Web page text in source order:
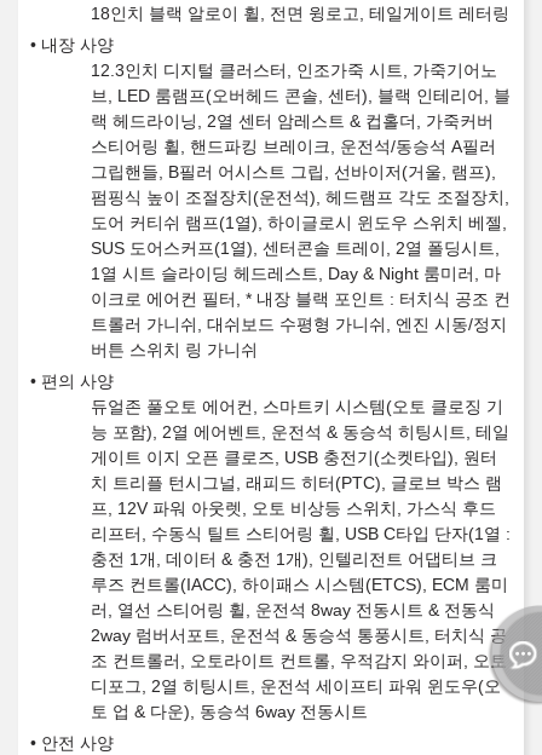
18인치 블랙 알로이 휠, 전면 윙로고, 테일게이트 레터링
내장 사양
12.3인치 디지털 클러스터, 인조가죽 시트, 가죽기어노
브, LED 룸램프(오버헤드 콘솔, 센터), 블랙 인테리어, 블
랙 헤드라이닝, 2열 센터 암레스트 & 컵홀더, 가죽커버
스티어링 휠, 핸드파킹 브레이크, 운전석/동승석 A필러
그립핸들, B필러 어시스트 그립, 선바이저(거울, 램프),
펌핑식 높이 조절장치(운전석), 헤드램프 각도 조절장치,
도어 커티쉬 램프(1열), 하이글로시 윈도우 스위치 베젤,
SUS 도어스커프(1열), 센터콘솔 트레이, 2열 폴딩시트,
1열 시트 슬라이딩 헤드레스트, Day & Night 룸미러, 마
이크로 에어컨 필터, * 내장 블랙 포인트 : 터치식 공조 컨
트롤러 가니쉬, 대쉬보드 수평형 가니쉬, 엔진 시동/정지
버튼 스위치 링 가니쉬
편의 사양
듀얼존 풀오토 에어컨, 스마트키 시스템(오토 클로징 기
능 포함), 2열 에어벤트, 운전석 & 동승석 히팅시트, 테일
게이트 이지 오픈 클로즈, USB 충전기(소켓타입), 원터
치 트리플 턴시그널, 래피드 히터(PTC), 글로브 박스 램
프, 12V 파워 아웃렛, 오토 비상등 스위치, 가스식 후드
리프터, 수동식 틸트 스티어링 휠, USB C타입 단자(1열 :
충전 1개, 데이터 & 충전 1개), 인텔리전트 어댑티브 크
루즈 컨트롤(IACC), 하이패스 시스템(ETCS), ECM 룸미
러, 열선 스티어링 휠, 운전석 8way 전동시트 & 전동식
2way 럼버서포트, 운전석 & 동승석 통풍시트, 터치식 공
조 컨트롤러, 오토라이트 컨트롤, 우적감지 와이퍼, 오토
디포그, 2열 히팅시트, 운전석 세이프티 파워 윈도우(오
토 업 & 다운), 동승석 6way 전동시트
안전 사양